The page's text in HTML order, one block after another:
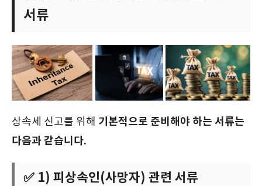
서류
상속세 신고를 위해 기본적으로 준비해야 하는 서류는
다음과 같습니다.
✅ 1) 피상속인(사망자) 관련 서류